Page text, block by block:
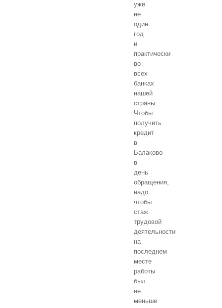
уже
не
один
год
и
практически
во
всех
банках
нашей
страны.
Чтобы
получить
кредит
в
Балаково
в
день
обращения,
надо
чтобы
стаж
трудовой
деятельности
на
последнем
месте
работы
был
не
меньше